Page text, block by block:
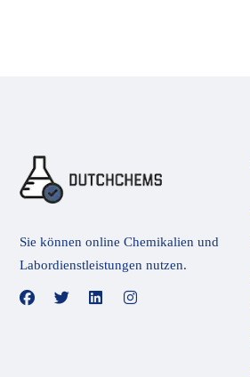
Sie können online Chemikalien und
Labordienstleistungen nutzen.